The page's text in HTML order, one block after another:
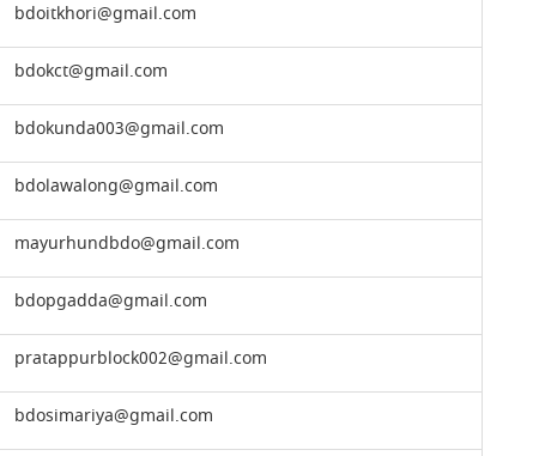
bdoitkhori@gmail.com
bdokct@gmail.com
bdokunda003@gmail.com
bdolawalong@gmail.com
mayurhundbdo@gmail.com
bdopgadda@gmail.com
pratappurblock002@gmail.com
bdosimariya@gmail.com